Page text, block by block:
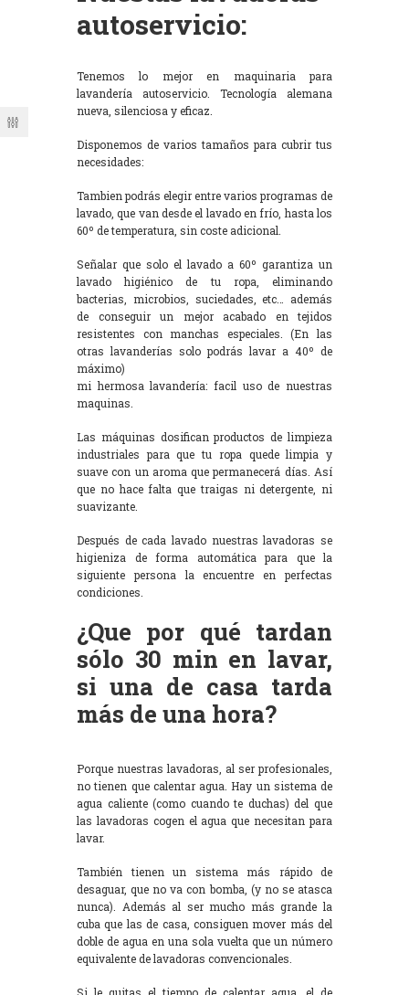
autoservicio:
Tenemos lo mejor en maquinaria para
lavandería autoservicio. Tecnología alemana
nueva, silenciosa y eficaz.
Disponemos de varios tamaños para cubrir tus
necesidades:
Tambien podrás elegir entre varios programas de
lavado, que van desde el lavado en frío, hasta los
60º de temperatura, sin coste adicional.
Señalar que solo el lavado a 60º garantiza un
lavado higiénico de tu ropa, eliminando
bacterias, microbios, suciedades, etc… además
de conseguir un mejor acabado en tejidos
resistentes con manchas especiales. (En las
otras lavanderías solo podrás lavar a 40º de
máximo)
mi hermosa lavandería: facil uso de nuestras
maquinas.
Las máquinas dosifican productos de limpieza
industriales para que tu ropa quede limpia y
suave con un aroma que permanecerá días. Así
que no hace falta que traigas ni detergente, ni
suavizante.
Después de cada lavado nuestras lavadoras se
higieniza de forma automática para que la
siguiente persona la encuentre en perfectas
condiciones.
¿Que por qué tardan
sólo 30 min en lavar,
si una de casa tarda
más de una hora?
Porque nuestras lavadoras, al ser profesionales,
no tienen que calentar agua. Hay un sistema de
agua caliente (como cuando te duchas) del que
las lavadoras cogen el agua que necesitan para
lavar.
También tienen un sistema más rápido de
desaguar, que no va con bomba, (y no se atasca
nunca). Además al ser mucho más grande la
cuba que las de casa, consiguen mover más del
doble de agua en una sola vuelta que un número
equivalente de lavadoras convencionales.
Si le quitas el tiempo de calentar agua, el de